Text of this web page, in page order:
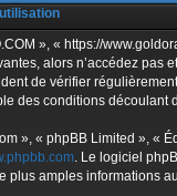
», « https://
alors n’accédez pas
de vérifier
des conditions découlant
», « phpBB Limited », «
. Le logiciel
plus amples informations